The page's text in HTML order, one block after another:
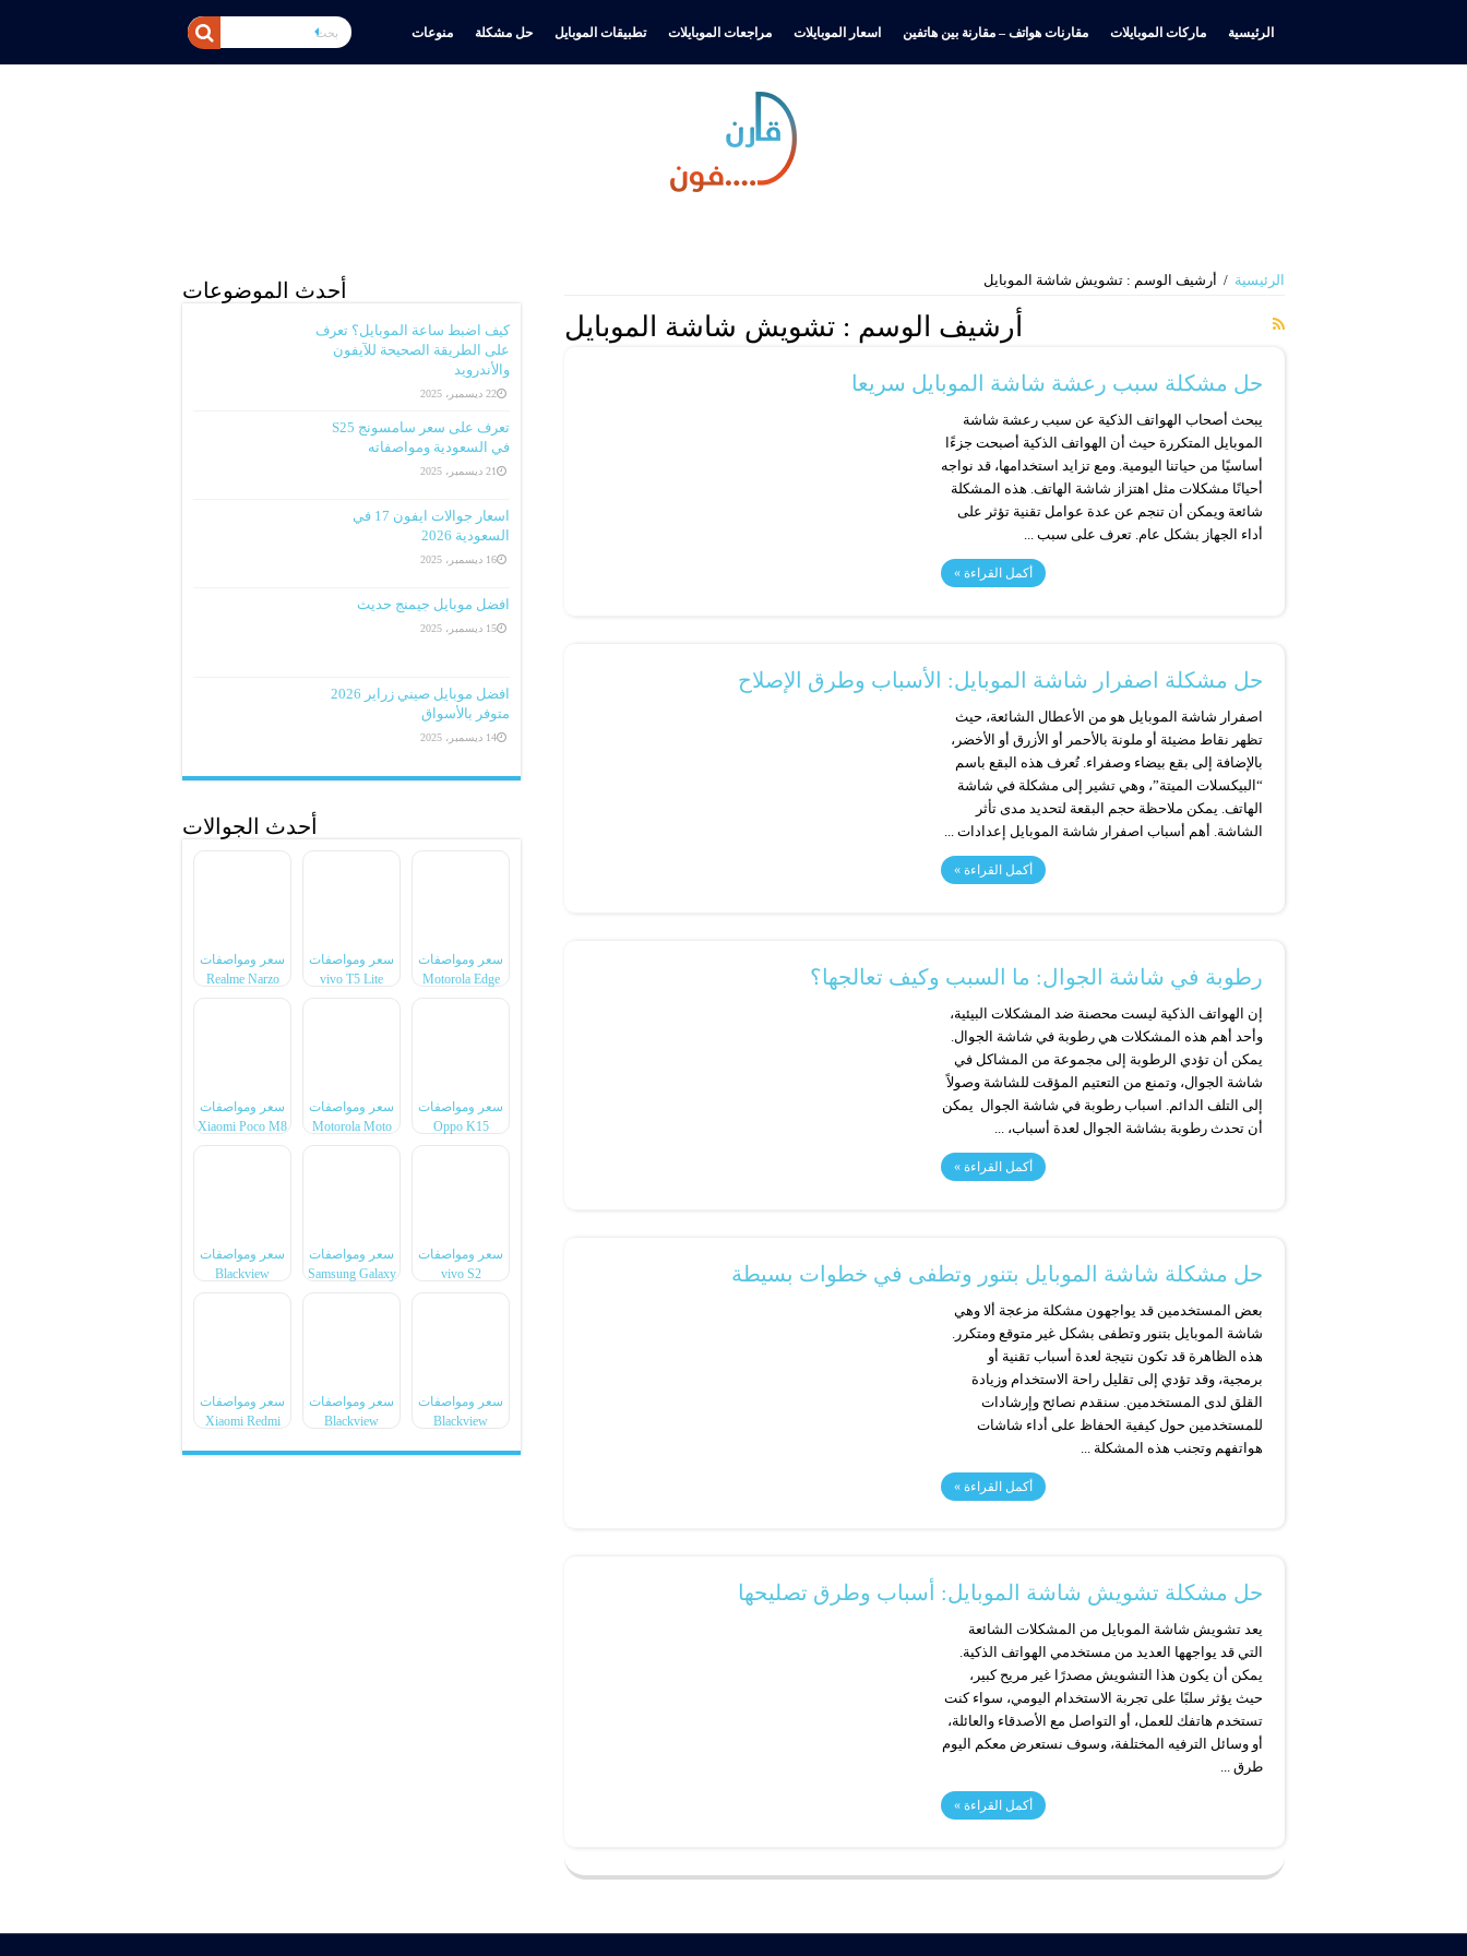
الرئيسية ماركات الموبايلات مقارنات هواتف – مقارنة بين هاتفين اسعار الموبايلات مراجعات الموبايلات تطبيقات الموبايل حل مشكلة منوعات
الرئيسية / أرشيف الوسم : تشويش شاشة الموبايل
أرشيف الوسم : تشويش شاشة الموبايل
حل مشكلة سبب رعشة شاشة الموبايل سريعا
يبحث أصحاب الهواتف الذكية عن سبب رعشة شاشة
الموبايل المتكررة حيث أن الهواتف الذكية أصبحت جزءًا
أساسيًا من حياتنا اليومية. ومع تزايد استخدامها، قد نواجه
أحيانًا مشكلات مثل اهتزاز شاشة الهاتف. هذه المشكلة
شائعة ويمكن أن تنجم عن عدة عوامل تقنية تؤثر على
أداء الجهاز بشكل عام. تعرف على سبب ...
أكمل القراءة »
حل مشكلة اصفرار شاشة الموبايل: الأسباب وطرق الإصلاح
اصفرار شاشة الموبايل هو من الأعطال الشائعة، حيث
تظهر نقاط مضيئة أو ملونة بالأحمر أو الأزرق أو الأخضر،
بالإضافة إلى بقع بيضاء وصفراء. تُعرف هذه البقع باسم
“البيكسلات الميتة”، وهي تشير إلى مشكلة في شاشة
الهاتف. يمكن ملاحظة حجم البقعة لتحديد مدى تأثر
الشاشة. أهم أسباب اصفرار شاشة الموبايل إعدادات ...
أكمل القراءة »
رطوبة في شاشة الجوال: ما السبب وكيف تعالجها؟
إن الهواتف الذكية ليست محصنة ضد المشكلات البيئية،
وأحد أهم هذه المشكلات هي رطوبة في شاشة الجوال.
يمكن أن تؤدي الرطوبة إلى مجموعة من المشاكل في
شاشة الجوال، وتمنع من التعتيم المؤقت للشاشة وصولاً
إلى التلف الدائم. اسباب رطوبة في شاشة الجوال يمكن
أن تحدث رطوبة بشاشة الجوال لعدة أسباب، ...
أكمل القراءة »
حل مشكلة شاشة الموبايل بتنور وتطفى في خطوات بسيطة
بعض المستخدمين قد يواجهون مشكلة مزعجة ألا وهي
شاشة الموبايل بتنور وتطفى بشكل غير متوقع ومتكرر.
هذه الظاهرة قد تكون نتيجة لعدة أسباب تقنية أو
برمجية، وقد تؤدي إلى تقليل راحة الاستخدام وزيادة
القلق لدى المستخدمين. سنقدم نصائح وإرشادات
للمستخدمين حول كيفية الحفاظ على أداء شاشات
هواتفهم وتجنب هذه المشكلة ...
أكمل القراءة »
حل مشكلة تشويش شاشة الموبايل: أسباب وطرق تصليحها
يعد تشويش شاشة الموبايل من المشكلات الشائعة
التي قد يواجهها العديد من مستخدمي الهواتف الذكية.
يمكن أن يكون هذا التشويش مصدرًا غير مريح كبير،
حيث يؤثر سلبًا على تجربة الاستخدام اليومي، سواء كنت
تستخدم هاتفك للعمل، أو التواصل مع الأصدقاء والعائلة،
أو وسائل الترفيه المختلفة، وسوف نستعرض معكم اليوم
طرق ...
أكمل القراءة »
أحدث الموضوعات
كيف اضبط ساعة الموبايل؟ تعرف
على الطريقة الصحيحة للآيفون
والأندرويد
22 ديسمبر، 2025
تعرف على سعر سامسونج S25
في السعودية ومواصفاته
21 ديسمبر، 2025
اسعار جوالات ايفون 17 في
السعودية 2026
16 ديسمبر، 2025
افضل موبايل جيمنج حديث
15 ديسمبر، 2025
افضل موبايل صيني زراير 2026
متوفر بالأسواق
14 ديسمبر، 2025
أحدث الجوالات
سعر ومواصفات
Motorola Edge
سعر ومواصفات
vivo T5 Lite
سعر ومواصفات
Realme Narzo
سعر ومواصفات
Oppo K15
سعر ومواصفات
Motorola Moto
سعر ومواصفات
Xiaomi Poco M8
سعر ومواصفات
vivo S2
سعر ومواصفات
Samsung Galaxy
سعر ومواصفات
Blackview
سعر ومواصفات
Blackview
سعر ومواصفات
Blackview
سعر ومواصفات
Xiaomi Redmi
Max